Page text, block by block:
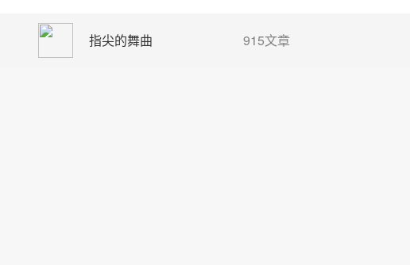
指尖的舞曲 915文章